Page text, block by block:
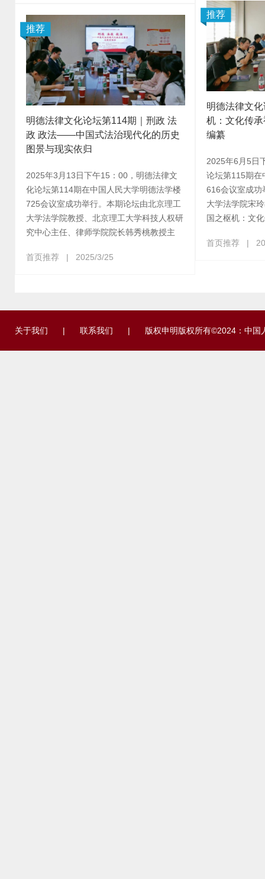
推荐
明德法律文
机：文化传
编纂
2025年6月5日
论坛第115期在
616会议室成功
大学法学院宋
国之枢机：文
首页推荐 |
推荐
明德法律文化论坛第114期｜刑政 法
政 政法——中国式法治现代化的历史
图景与现实依归
2025年3月13日下午15：00，明德法律文
化论坛第114期在中国人民大学明德法学楼
725会议室成功举行。本期论坛由北京理工
大学法学院教授、北京理工大学科技人权研
究中心主任、律师学院院长韩秀桃教授主
首页推荐 | 2025/3/25
关于我们 | 联系我们 | 版权申明版权所有©2024：中